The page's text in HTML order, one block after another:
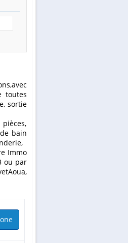
toutes
sortie
bain
Immo
ou par